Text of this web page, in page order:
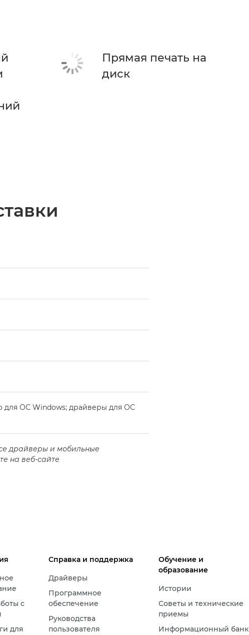
Прямая печать на
диск
для ОС Windows; драйверы для ОС
драйверы и мобильные
на веб-сайте
с
для
Справка и поддержка
Драйверы
Программное
обеспечение
Руководства
пользователя
Обучение и
образование
Истории
Советы и технические
приемы
Информационный банк